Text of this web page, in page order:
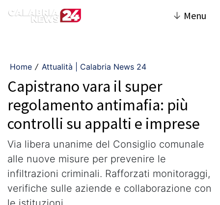
↓ Menu
Home / Attualità | Calabria News 24
Capistrano vara il super
regolamento antimafia: più
controlli su appalti e imprese
Via libera unanime del Consiglio comunale
alle nuove misure per prevenire le
infiltrazioni criminali. Rafforzati monitoraggi,
verifiche sulle aziende e collaborazione con